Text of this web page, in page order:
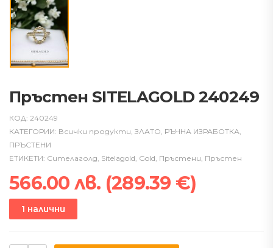
Пръстен SITELAGOLD 240249
КОД: 240249
КАТЕГОРИИ: Всички продукти, ЗЛАТО, РЪЧНА ИЗРАБОТКА,
ПРЪСТЕНИ
ЕТИКЕТИ: Сителаголд, Sitelagold, Gold, Пръстени, Пръстен
566.00 лв. (289.39 €)
1 налични